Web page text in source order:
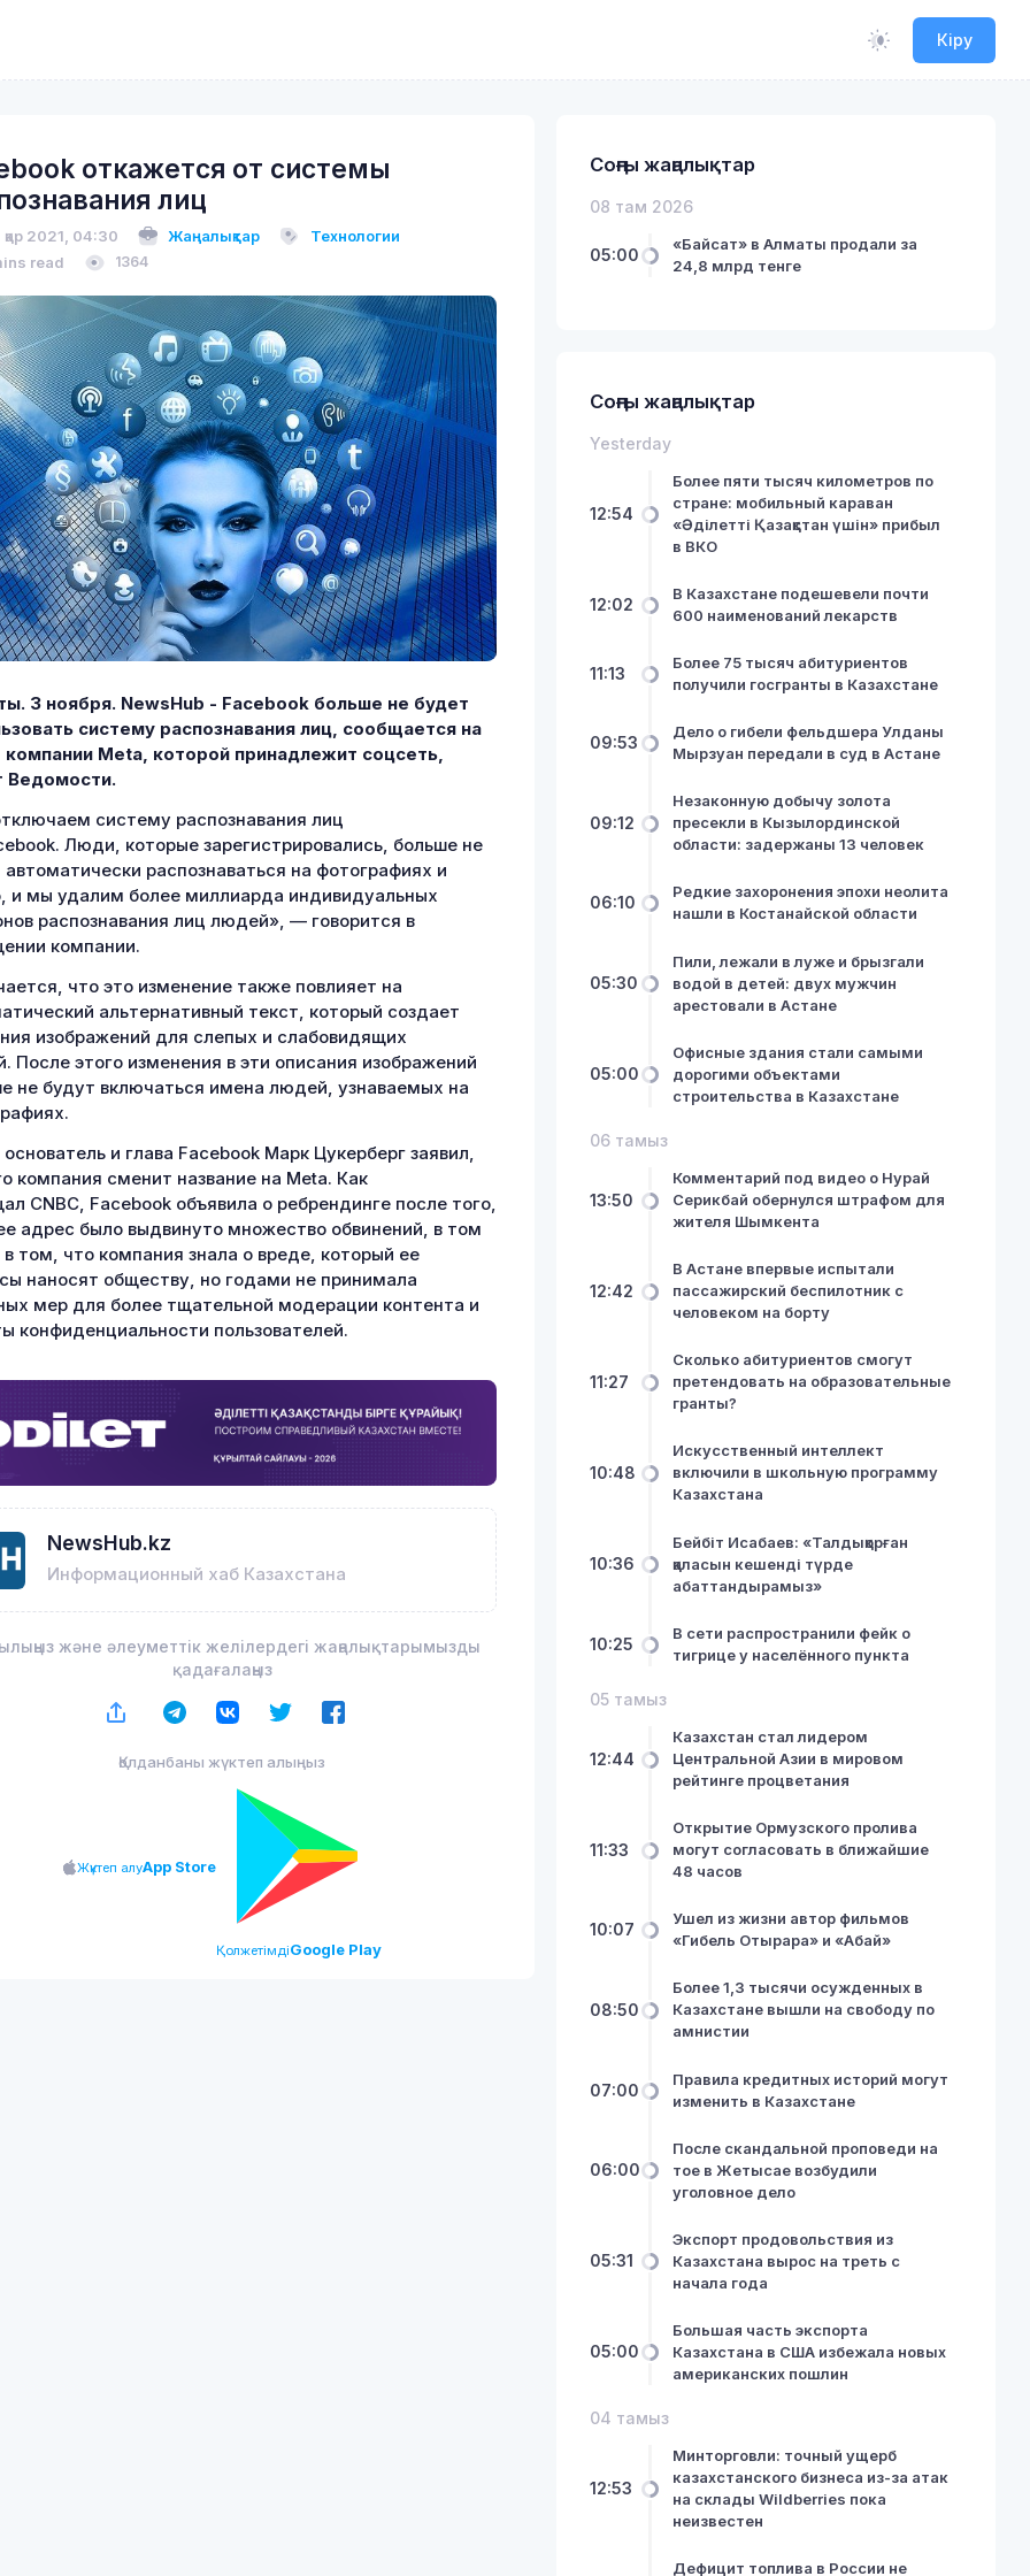
Кіру
откажется от системы
лиц
2021, 04:30 Жаңалықтар
Технологии
read
1364
3 ноября. NewsHub - Facebook больше не будет
систему распознавания лиц, сообщается на
компании Meta, которой принадлежит соцсеть,
Ведомости.
систему распознавания лиц
Люди, которые зарегистрировались, больше не
распознаваться на фотографиях и
и мы удалим более миллиарда индивидуальных
распознавания лиц людей», — говорится в
компании.
что это изменение также повлияет на
альтернативный текст, который создает
изображений для слепых и слабовидящих
После этого изменения в эти описания изображений
не будут включаться имена людей, узнаваемых на
и глава Facebook Марк Цукерберг заявил,
компания сменит название на Meta. Как
CNBC, Facebook объявила о ребрендинге после того,
адрес было выдвинуто множество обвинений, в том
в том, что компания знала о вреде, который ее
наносят обществу, но годами не принимала
мер для более тщательной модерации контента и
конфиденциальности пользователей.
NewsHub.kz
Информационный хаб Казахстана
және әлеуметтік желілердегі жаңалықтарымызды
қадағалаңыз
Қолданбаны жүктеп алыңыз
Жүктеп алуApp Store
ҚолжетімдіGoogle Play
Соңғы жаңалықтар
08 там 2026
05:00
«Байсат» в Алматы продали за
24,8 млрд тенге
Соңғы жаңалықтар
Yesterday
12:54
Более пяти тысяч километров по
стране: мобильный караван
«Әділетті Қазақстан үшін» прибыл
в ВКО
12:02
В Казахстане подешевели почти
600 наименований лекарств
11:13
Более 75 тысяч абитуриентов
получили госгранты в Казахстане
09:53
Дело о гибели фельдшера Улданы
Мырзуан передали в суд в Астане
09:12
Незаконную добычу золота
пресекли в Кызылординской
области: задержаны 13 человек
06:10
Редкие захоронения эпохи неолита
нашли в Костанайской области
05:30
Пили, лежали в луже и брызгали
водой в детей: двух мужчин
арестовали в Астане
05:00
Офисные здания стали самыми
дорогими объектами
строительства в Казахстане
06 тамыз
13:50
Комментарий под видео о Нурай
Серикбай обернулся штрафом для
жителя Шымкента
12:42
В Астане впервые испытали
пассажирский беспилотник с
человеком на борту
11:27
Сколько абитуриентов смогут
претендовать на образовательные
гранты?
10:48
Искусственный интеллект
включили в школьную программу
Казахстана
10:36
Бейбіт Исабаев: «Талдықорған
қаласын кешенді түрде
абаттандырамыз»
10:25
В сети распространили фейк о
тигрице у населённого пункта
05 тамыз
12:44
Казахстан стал лидером
Центральной Азии в мировом
рейтинге процветания
11:33
Открытие Ормузского пролива
могут согласовать в ближайшие
48 часов
10:07
Ушел из жизни автор фильмов
«Гибель Отырара» и «Абай»
08:50
Более 1,3 тысячи осужденных в
Казахстане вышли на свободу по
амнистии
07:00
Правила кредитных историй могут
изменить в Казахстане
06:00
После скандальной проповеди на
тое в Жетысае возбудили
уголовное дело
05:31
Экспорт продовольствия из
Казахстана вырос на треть с
начала года
05:00
Большая часть экспорта
Казахстана в США избежала новых
американских пошлин
04 тамыз
12:53
Минторговли: точный ущерб
казахстанского бизнеса из-за атак
на склады Wildberries пока
неизвестен
Дефицит топлива в России не